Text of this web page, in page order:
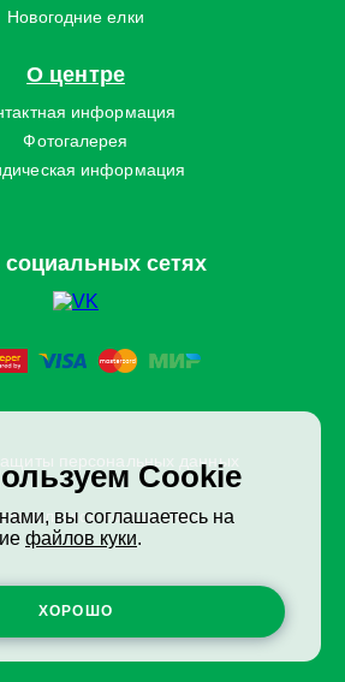
Новогодние елки
О центре
информация
Фотогалерея
информация
сетях
персональных данных
соглашение
©2026 ExitGames
Cookie
вы соглашаетесь на
файлов куки.
ХОРОШО